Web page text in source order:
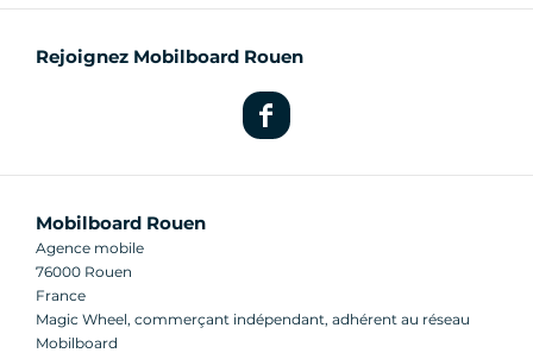
Rejoignez Mobilboard Rouen
Mobilboard Rouen
Agence mobile
76000 Rouen
France
Magic Wheel, commerçant indépendant, adhérent au réseau
Mobilboard